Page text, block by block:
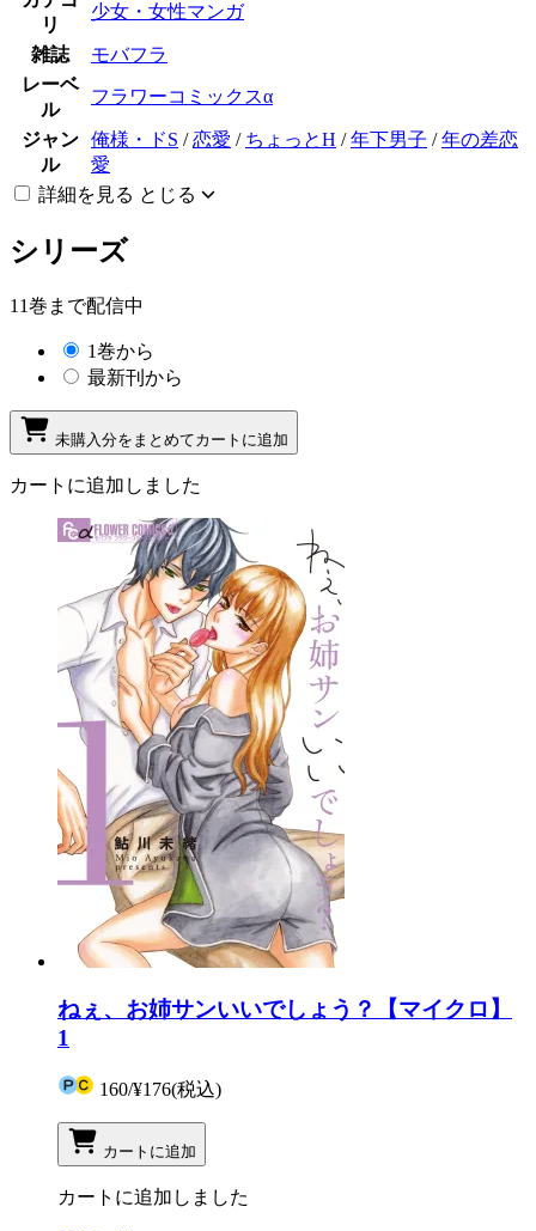
リ
少女・女性マンガ
雑誌
モバフラ
レーベ
ル
フラワーコミックスα
ジャン
ル
俺様・ドS /恋愛 / ちょっとH /年下男子 /年の差恋
愛
詳細を見る とじる
シリーズ
11巻まで配信中
1巻から
最新刊から
未購入分をまとめてカートに追加
カートに追加しました
ねぇ、お姉サンいいでしょう？【マイクロ】
1
160/¥176(税込)
カートに追加
カートに追加しました